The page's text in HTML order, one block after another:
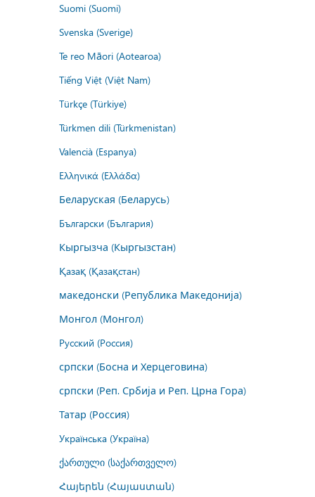
Suomi (Suomi)
Svenska (Sverige)
Te reo Māori (Aotearoa)
Tiếng Việt (Việt Nam)
Türkçe (Türkiye)
Türkmen dili (Türkmenistan)
Valencià (Espanya)
Ελληνικά (Ελλάδα)
Беларуская (Беларусь)
Български (България)
Кыргызча (Кыргызстан)
Қазақ (Қазақстан)
македонски (Република Македонија)
Монгол (Монгол)
Русский (Россия)
српски (Босна и Херцеговина)
српски (Реп. Србија и Реп. Црна Гора)
Татар (Россия)
Українська (Україна)
ქართული (საქართველო)
Հայերեն (Հայաստան)